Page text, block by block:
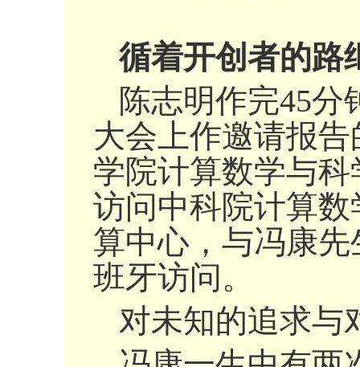
循着开创者的路
陈志明作完45分
大会上作邀请报
学院计算数学与
访问中科院计算
算中心，与冯康
班牙访问。
对未知的追求与